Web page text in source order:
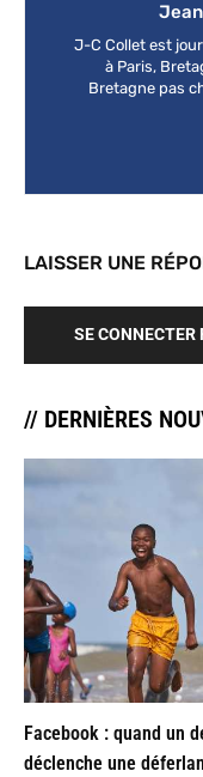
J-C Collet est
à Paris,
Bretagne pas
LAISSER UNE
SE CONNECTER
// DERNIÈRES
Facebook : quand un
déclenche une